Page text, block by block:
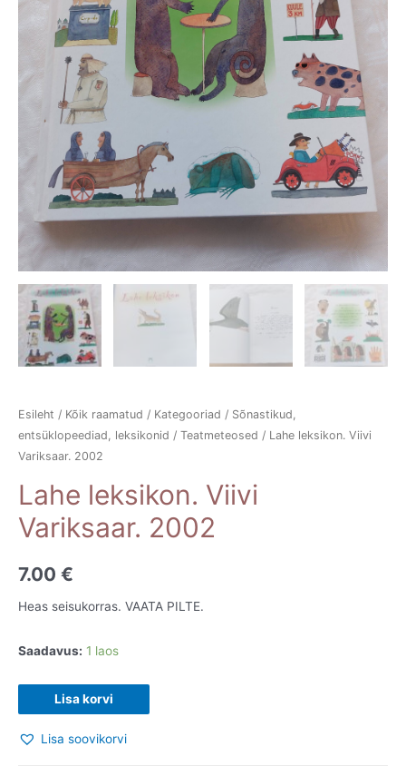
Esileht / Kõik raamatud / Kategooriad / Sõnastikud,
entsüklopeediad, leksikonid / Teatmeteosed / Lahe leksikon. Viivi
Variksaar. 2002
Lahe leksikon. Viivi
Variksaar. 2002
7.00 €
Heas seisukorras. VAATA PILTE.
Saadavus: 1 laos
leksikon.
Viivi
Lisa korvi
Lisa soovikorvi